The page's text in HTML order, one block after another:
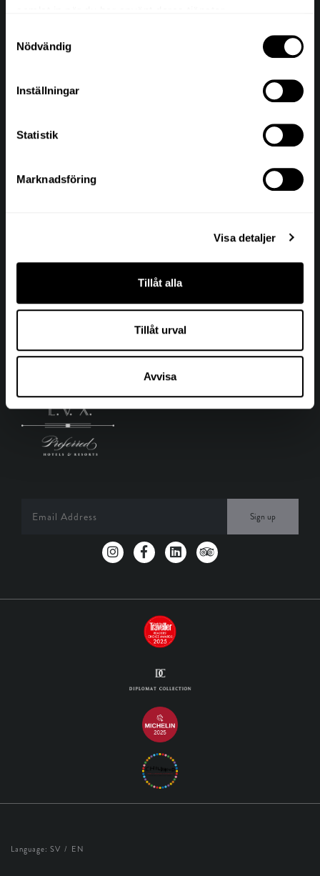
Nödvändig
Inställningar
Statistik
Marknadsföring
Visa detaljer
Tillåt alla
Tillåt urval
Avvisa
PREFERRED HOTELS & RESORTS
Hotel Villa Dagmar är ett privatägt hotell, anslutet till Preferred
Sign up
Language: SV EN